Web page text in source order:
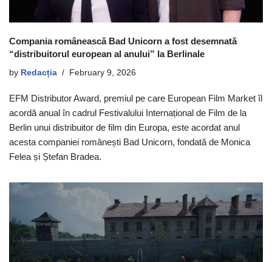
Compania românească Bad Unicorn a fost desemnată
“distribuitorul european al anului” la Berlinale
by Redacția February 9, 2026
EFM Distributor Award, premiul pe care European Film Market îl
acordă anual în cadrul Festivalului Internațional de Film de la
Berlin unui distribuitor de film din Europa, este acordat anul
acesta companiei românești Bad Unicorn, fondată de Monica
Felea și Ștefan Bradea.